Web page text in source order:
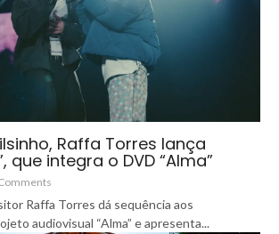
Raffa Torres lança
que integra o DVD “Alma”
Raffa Torres dá sequência aos
audiovisual “Alma” e apresenta...